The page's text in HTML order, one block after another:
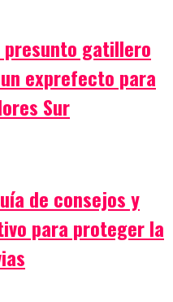
presunto gatillero
exprefecto para
Sur
de consejos y
para proteger la